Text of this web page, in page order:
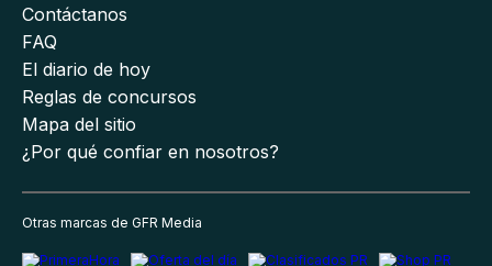
Contáctanos
FAQ
El diario de hoy
Reglas de concursos
Mapa del sitio
¿Por qué confiar en nosotros?
Otras marcas de GFR Media